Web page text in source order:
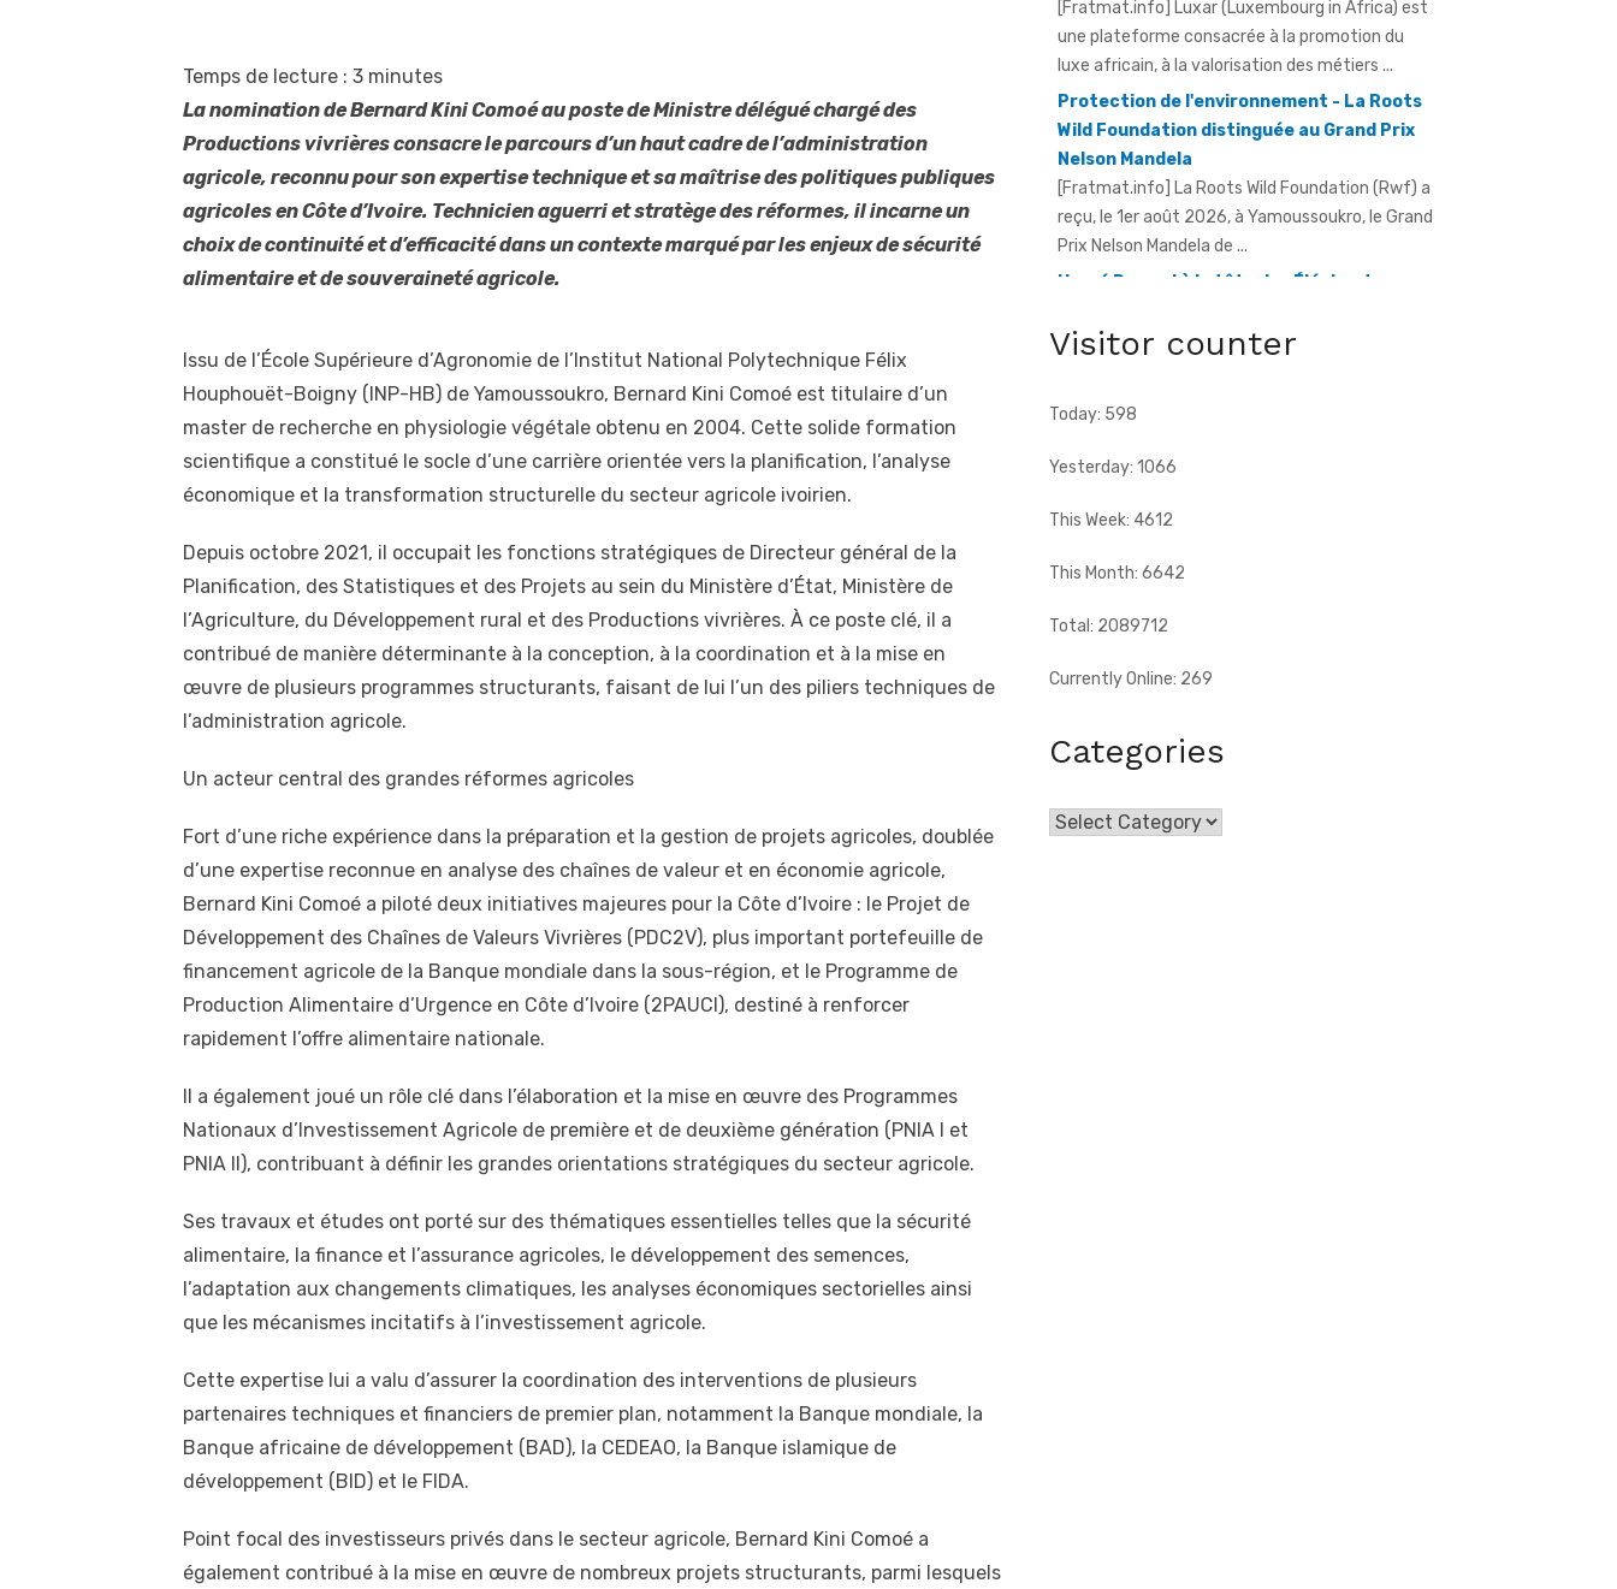
Temps de lecture : 3 minutes
La nomination de Bernard Kini Comoé au poste de Ministre délégué chargé des
Productions vivrières consacre le parcours d’un haut cadre de l’administration
agricole, reconnu pour son expertise technique et sa maîtrise des politiques publiques
agricoles en Côte d’Ivoire. Technicien aguerri et stratège des réformes, il incarne un
choix de continuité et d’efficacité dans un contexte marqué par les enjeux de sécurité
alimentaire et de souveraineté agricole.
Issu de l’École Supérieure d’Agronomie de l’Institut National Polytechnique Félix
Houphouët-Boigny (INP-HB) de Yamoussoukro, Bernard Kini Comoé est titulaire d’un
master de recherche en physiologie végétale obtenu en 2004. Cette solide formation
scientifique a constitué le socle d’une carrière orientée vers la planification, l’analyse
économique et la transformation structurelle du secteur agricole ivoirien.
Depuis octobre 2021, il occupait les fonctions stratégiques de Directeur général de la
Planification, des Statistiques et des Projets au sein du Ministère d’État, Ministère de
l’Agriculture, du Développement rural et des Productions vivrières. À ce poste clé, il a
contribué de manière déterminante à la conception, à la coordination et à la mise en
œuvre de plusieurs programmes structurants, faisant de lui l’un des piliers techniques de
l’administration agricole.
Un acteur central des grandes réformes agricoles
Fort d’une riche expérience dans la préparation et la gestion de projets agricoles, doublée
d’une expertise reconnue en analyse des chaînes de valeur et en économie agricole,
Bernard Kini Comoé a piloté deux initiatives majeures pour la Côte d’Ivoire : le Projet de
Développement des Chaînes de Valeurs Vivrières (PDC2V), plus important portefeuille de
financement agricole de la Banque mondiale dans la sous-région, et le Programme de
Production Alimentaire d’Urgence en Côte d’Ivoire (2PAUCI), destiné à renforcer
rapidement l’offre alimentaire nationale.
Il a également joué un rôle clé dans l’élaboration et la mise en œuvre des Programmes
Nationaux d’Investissement Agricole de première et de deuxième génération (PNIA I et
PNIA II), contribuant à définir les grandes orientations stratégiques du secteur agricole.
Ses travaux et études ont porté sur des thématiques essentielles telles que la sécurité
alimentaire, la finance et l’assurance agricoles, le développement des semences,
l’adaptation aux changements climatiques, les analyses économiques sectorielles ainsi
que les mécanismes incitatifs à l’investissement agricole.
Cette expertise lui a valu d’assurer la coordination des interventions de plusieurs
partenaires techniques et financiers de premier plan, notamment la Banque mondiale, la
Banque africaine de développement (BAD), la CEDEAO, la Banque islamique de
développement (BID) et le FIDA.
Point focal des investisseurs privés dans le secteur agricole, Bernard Kini Comoé a
également contribué à la mise en œuvre de nombreux projets structurants, parmi lesquels
Protection de l'environnement - La Roots
Wild Foundation distinguée au Grand Prix
Nelson Mandela
[Fratmat.info] La Roots Wild Foundation (Rwf) a
reçu, le 1er août 2026, à Yamoussoukro, le Grand
Prix Nelson Mandela de ...
Hervé Renard à la tête des Éléphants -
Idriss Diallo justifie son choix
[Fratmat.info] L'expérience, la connaissance du
technicien français justifient, selon la Fif, son
choix ...
Visitor counter
Today: 598
Yesterday: 1066
This Week: 4612
This Month: 6642
Total: 2089712
Currently Online: 269
Categories
Categories